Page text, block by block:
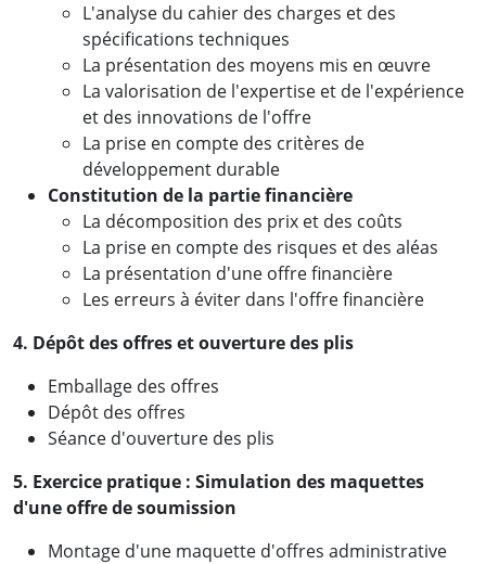
L'analyse du cahier des charges et des
spécifications techniques
La présentation des moyens mis en œuvre
La valorisation de l'expertise et de l'expérience
et des innovations de l'offre
La prise en compte des critères de
développement durable
Constitution de la partie financière
La décomposition des prix et des coûts
La prise en compte des risques et des aléas
La présentation d'une offre financière
Les erreurs à éviter dans l'offre financière
4. Dépôt des offres et ouverture des plis
Emballage des offres
Dépôt des offres
Séance d'ouverture des plis
5. Exercice pratique : Simulation des maquettes
d'une offre de soumission
Montage d'une maquette d'offres administrative